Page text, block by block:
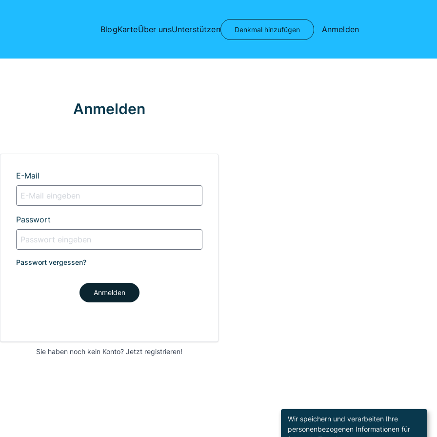
BlogKarteÜber unsUnterstützen Denkmal hinzufügen Anmelden
Anmelden
E-Mail
Passwort
Passwort vergessen?
Anmelden
Sie haben noch kein Konto? Jetzt registrieren!
Wir speichern und verarbeiten Ihre
personenbezogenen Informationen für